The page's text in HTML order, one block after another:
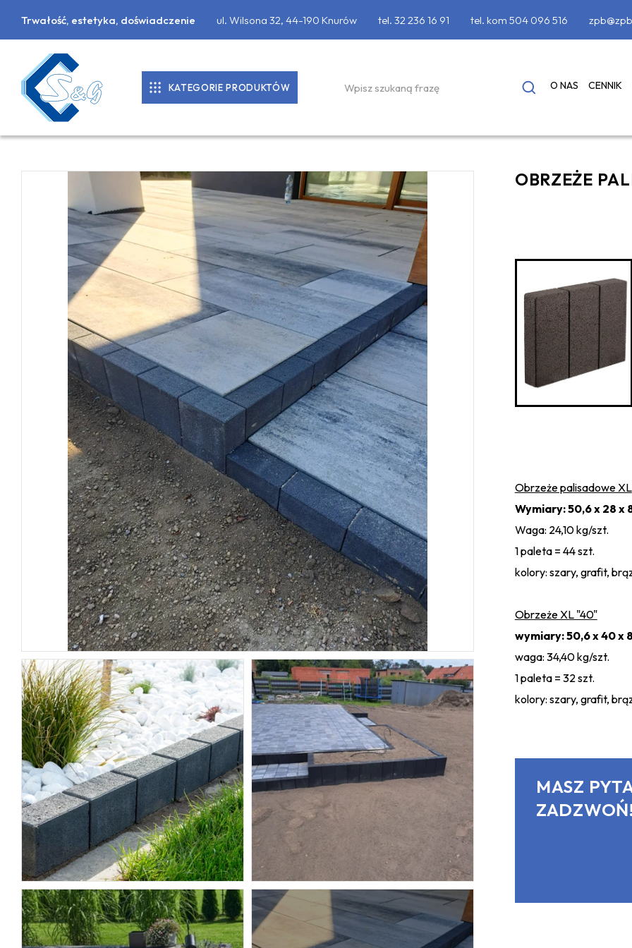
Trwałość, estetyka, doświadczenie ul. Wilsona 32, 44-190 Knurów tel. 32 236 16 91 tel. kom 504 096 516
KATEGORIE PRODUKTÓW
PALISADY
PŁYTY CHODNIKOWE
MATERIAŁY BUDOWLANE
OBRZEŻA CHODNIKOWE, KRAWĘŻNIKI
POZOSTAŁA GALANTERIA
OGRODZENIA BETONOWE
ARCHITEKTURA MIEJSKA
KRUSZYWA
NARZĘDZIA
ŚRODKI CZYSZCZĄCE I BARWIĄCE
ASORTYMENT NA INDYWIDUALNE
ZAMÓWIENIA
MOBILNE SPA WIKI SAUNA-BALIA
O NAS CENNIK
OBRZEŻE
Obrzeże palisadowe XL
Wymiary: 50,6 x 28 x
Waga: 24,10 kg/szt.
1 paleta = 44 szt.
kolory: szary, grafit,
Obrzeże XL "40"
wymiary: 50,6 x 40 x
waga: 34,40 kg/szt.
1 paleta = 32 szt.
kolory: szary, grafit,
MASZ
ZADZWOŃ!